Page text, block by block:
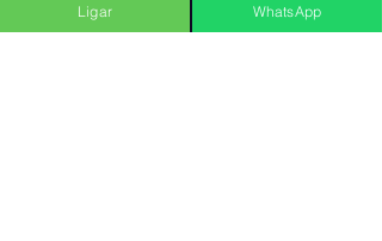
valores devidos.
Ligar WhatsApp